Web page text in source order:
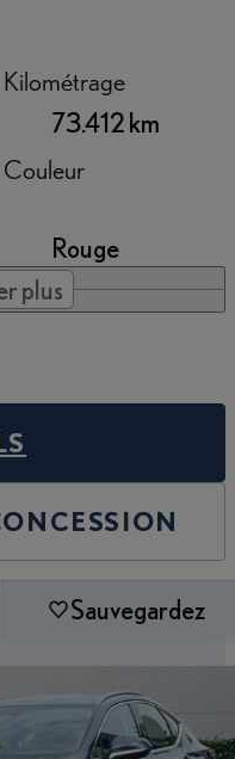
Kilométrage
73.412 km
Couleur
Rouge
plus
Sauvegardez